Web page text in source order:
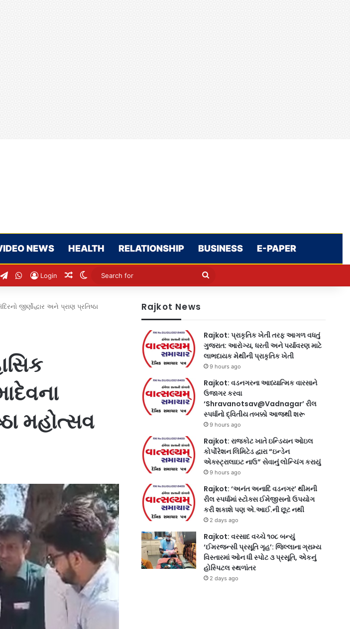
NEWS HEALTH RELATIONSHIP BUSINESS E-PAPER
Play
Telegram
WhatsApp
Login Random Article
Switch skin
Search
જીર્ણોદ્ધાર અને પ્રાણ પ્રતિષ્ઠા
મહોત્સવ
Rajkot News
Rajkot: પ્રાકૃતિક ખેતી તરફ આગળ વધતું
ગુજરાત: આરોગ્ય, ધરતી અને પર્યાવરણ માટે
લાભદાયક મેથીની પ્રાકૃતિક ખેતી
9 hours ago
Rajkot: વડનગરના આધ્યાત્મિક વારસાને
ઉજાગર કરવા
‘Shravanotsav@Vadnagar’ રીલ
સ્પર્ધાનો દ્વિતીય તબક્કો આજથી શરૂ
9 hours ago
Rajkot: રાજકોટ ખાતે ઇન્ડિયન ઓઇલ
કોર્પોરેશન લિમિટેડ દ્વારા “ઇન્ડેન
એક્સ્ટ્રાલાઇટ નાઉ” સેવાનું લોન્ચિંગ કરાયું
9 hours ago
Rajkot: ‘અનંત અનાદિ વડનગર’ થીમની
રીલ સ્પર્ધામાં સ્ટોક્સ ઈમેજીસનો ઉપયોગ
કરી શકાશે પણ એ.આઈ.ની છૂટ નથી
2 days ago
Rajkot: વરસાદ વચ્ચે ૧૦૮ બન્યું
‘ઈમરજન્સી પ્રસૂતિ ગૃહ’: જિલ્લાના ગ્રામ્ય
વિસ્તારમાં ઓન ધી સ્પોટ ૩ પ્રસૂતિ, એકનું
હોસ્પિટલ સ્થળાંતર
2 days ago